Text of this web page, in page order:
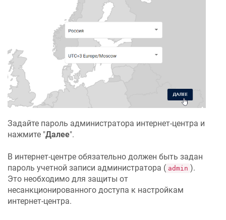
Задайте пароль администратора интернет-центра и
нажмите "Далее".
В интернет-центре обязательно должен быть задан
пароль учетной записи администратора ( admin ).
Это необходимо для защиты от
несанкционированного доступа к настройкам
интернет-центра.